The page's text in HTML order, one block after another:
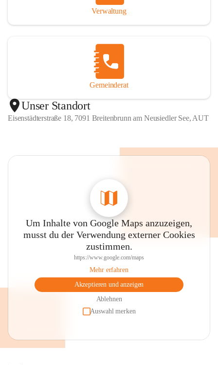
Verwaltung
Gemeinderat
Unser Standort
Eisenstädterstraße 18, 7091 Breitenbrunn am Neusiedler See, AUT
Um Inhalte von Google Maps anzuzeigen,
musst du der Verwendung externer Cookies
zustimmen.
https://www.google.com/maps
Mehr erfahren
Akzeptieren und anzeigen
Ablehnen
Auswahl merken